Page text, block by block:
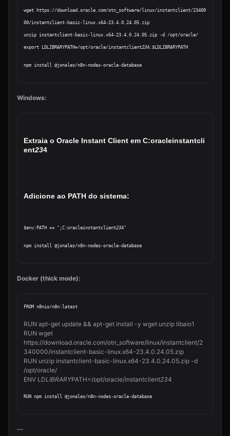
wget https://download.oracle.com/otn_software/linux/instantclient/23400
00/instantclient-basic-linux.x64-23.4.0.24.05.zip
unzip instantclient-basic-linux.x64-23.4.0.24.05.zip -d /opt/oracle/
export LDLIBRARYPATH=/opt/oracle/instantclient234:$LDLIBRARYPATH
Windows:
Extraia o Oracle Instant Client em C:oracleinstantcli
ent234
Adicione ao PATH do sistema:
$env:PATH += ";C:oracleinstantclient234"
Docker (thick mode):
FROM n8nio/n8n:latest
RUN apt-get update && apt-get install -y wget unzip libaio1
RUN wget
https://download.oracle.com/otn_software/linux/instantclient/2
340000/instantclient-basic-linux.x64-23.4.0.24.05.zip
RUN unzip instantclient-basic-linux.x64-23.4.0.24.05.zip -d
/opt/oracle/
ENV LDLIBRARYPATH=/opt/oracle/instantclient234
—